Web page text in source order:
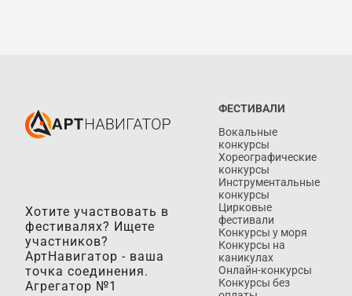
Хотите участвовать в
фестивалях? Ищете
участников?
АртНавигатор - ваша
точка соединения.
Агрегатор №1
ФЕСТИВАЛИ
Вокальные
конкурсы
Хореографические
конкурсы
Инструментальные
конкурсы
Цирковые
фестивали
Конкурсы у моря
Конкурсы на
каникулах
Онлайн-конкурсы
Конкурсы без